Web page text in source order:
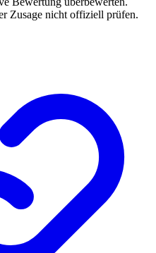
Zusage nicht offiziell prüfen.